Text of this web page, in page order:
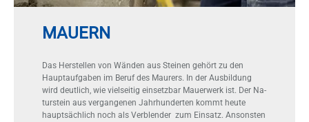
MAUERN
Das Her­stel­len von Wän­den aus Stei­nen ge­hört zu den
Haupt­auf­ga­ben im Be­ruf des Mau­rers. In der Aus­bil­dung
wird deut­lich, wie viel­sei­tig ein­setz­bar Mau­er­werk ist. Der Na­
tur­stein aus ver­gan­ge­nen Jahr­hun­der­ten kommt heu­te
haupt­säch­lich noch als Ver­blen­der zum Ein­satz. An­sons­ten